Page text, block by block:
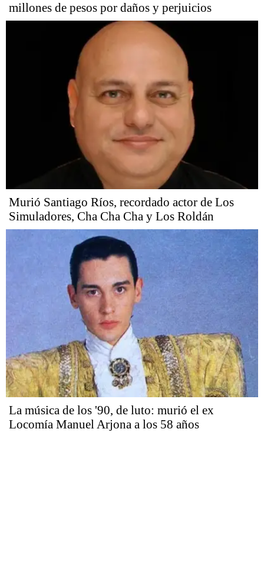
millones de pesos por daños y perjuicios
Murió Santiago Ríos, recordado actor de Los
Simuladores, Cha Cha Cha y Los Roldán
La música de los '90, de luto: murió el ex
Locomía Manuel Arjona a los 58 años